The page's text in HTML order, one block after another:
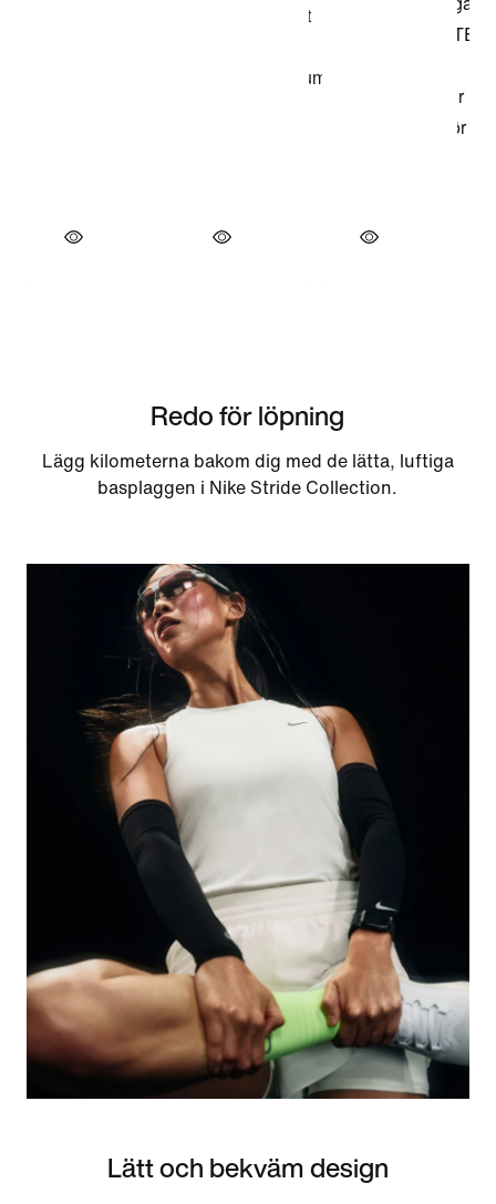
Redo för löpning
Lägg kilometerna bakom dig med de lätta, luftiga
basplaggen i Nike Stride Collection.
Lätt och bekväm design